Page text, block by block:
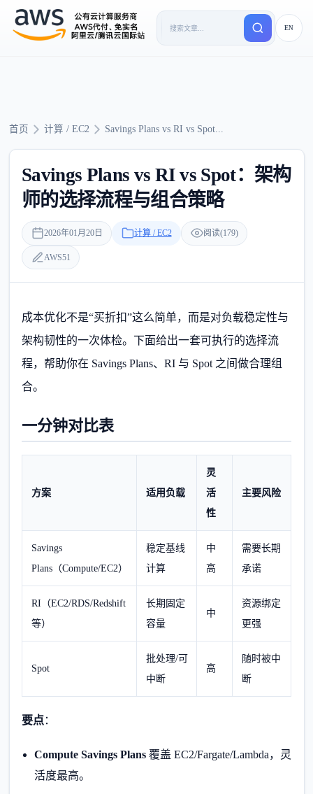
EN
首页 计算 / EC2 Savings Plans vs RI vs Spot...
Savings Plans vs RI vs Spot：架构
师的选择流程与组合策略
2026年01月20日 计算 / EC2 阅读(179)
AWS51
成本优化不是“买折扣”这么简单，而是对负载稳定性与
架构韧性的一次体检。下面给出一套可执行的选择流
程，帮助你在 Savings Plans、RI 与 Spot 之间做合理组
合。
一分钟对比表
方案 适用负载
灵
活
性
主要风险
Savings
Plans（Compute/EC2）
稳定基线
计算
中
高
需要长期
承诺
RI（EC2/RDS/Redshift
等）
长期固定
容量
中
资源绑定
更强
Spot
批处理/可
中断
高
随时被中
断
要点：
Compute Savings Plans覆盖 EC2/Fargate/Lambda，灵
活度最高。